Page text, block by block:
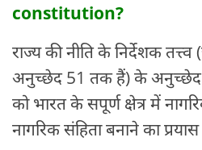
constitution?
राज्य की नीति के निर्देशक
अनुच्छेद 51 तक हैं) के अनुच्छेद
को भारत के सपूर्ण क्षेत्र में
नागरिक संहिता बनाने का